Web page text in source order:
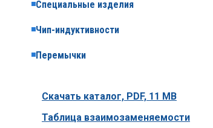
Специальные изделия
Чип-индуктивности
Перемычки
Скачать каталог, PDF, 11 MB
Таблица взаимозаменяемости